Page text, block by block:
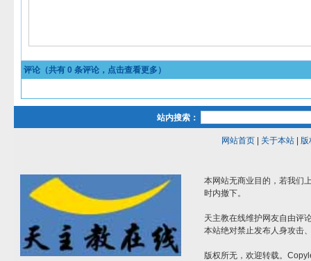
评论（共有 0 条评论，点击查看更多）
站内搜索：
网站首页| 关于本站| 版
本网站无商业目的，若我们
时内撤下。
天主教在线维护网友自由评
本站绝对禁止发布人身攻击
版权所无，欢迎转载。